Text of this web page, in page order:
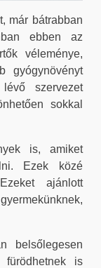
már bátrabban
ebben az
véleménye,
gyógynövényt
szervezet
sokkal
is, amiket
Ezek közé
ajánlott
belsőlegesen
fürödhetnek is